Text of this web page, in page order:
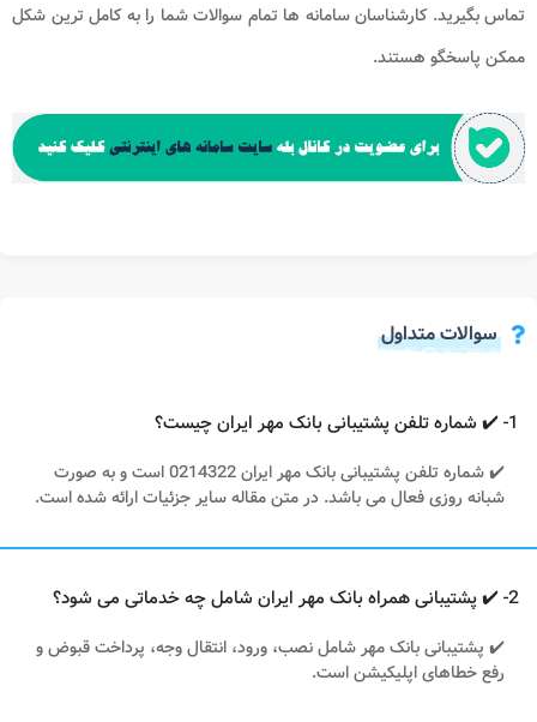
تماس بگیرید. کارشناسان سامانه ها تمام سوالات شما را به کامل ترین شکل
ممکن پاسخگو هستند.
سوالات متداول
1- ✔️ شماره تلفن پشتیبانی بانک مهر ایران چیست؟
✔️ شماره تلفن پشتیبانی بانک مهر ایران 0214322 است و به صورت
شبانه‌ روزی فعال می‌ باشد. در متن مقاله سایر جزئیات ارائه شده است.
2- ✔️ پشتیبانی همراه بانک مهر ایران شامل چه خدماتی می‌ شود؟
✔️ پشتیبانی بانک مهر شامل نصب، ورود، انتقال وجه، پرداخت قبوض و
رفع خطاهای اپلیکیشن است.